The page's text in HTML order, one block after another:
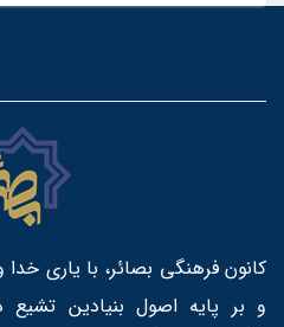
کانون فرهنگی بصائر، با یاری خدا